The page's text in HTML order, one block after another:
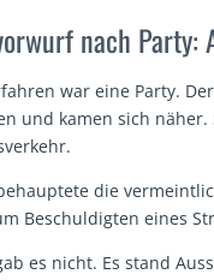
nach Party:
war eine Party.
und kamen sich
die
Beschuldigten eines
es nicht. Es stand